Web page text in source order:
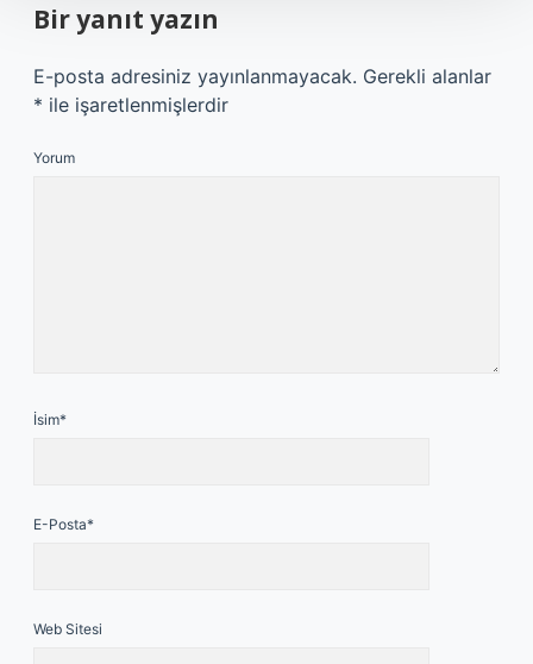
Bir yanıt yazın
E-posta adresiniz yayınlanmayacak. Gerekli alanlar
* ile işaretlenmişlerdir
Yorum
İsim*
E-Posta*
Web Sitesi